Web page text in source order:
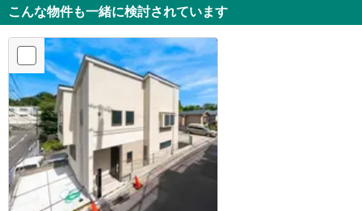
こんな物件も一緒に検討されています